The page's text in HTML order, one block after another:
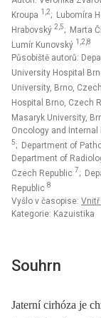
Kroupa 1,2; Lubomíra
Hrabovský 2,5; Marta
Lumír Kunovský 1,2,8
Působiště autorů:
University Hospital
University, Brno,
Hospital Brno, Czech
Masaryk University,
Oncology and
5; Department of
Department of
Czech Republic 7;
Republic 8
Vyšlo v časopise: Vnitř
Kategorie: Kazuistika
Souhrn
Jaterní cirhóza je